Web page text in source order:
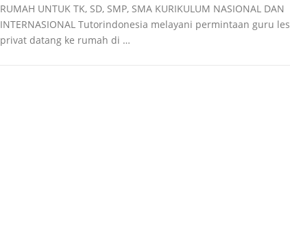
RUMAH UNTUK TK, SD, SMP, SMA KURIKULUM NASIONAL DAN
INTERNASIONAL Tutorindonesia melayani permintaan guru les
privat datang ke rumah di …